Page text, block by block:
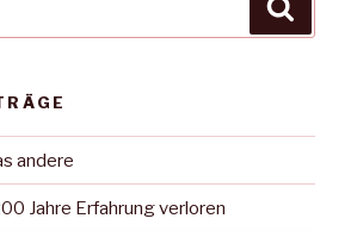
andere
Jahre Erfahrung verloren